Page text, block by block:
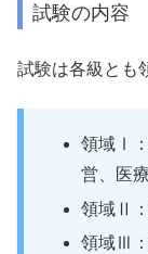
試験の内容
試験は各級とも
領域Ⅰ
営、医
領域Ⅱ
領域Ⅲ：